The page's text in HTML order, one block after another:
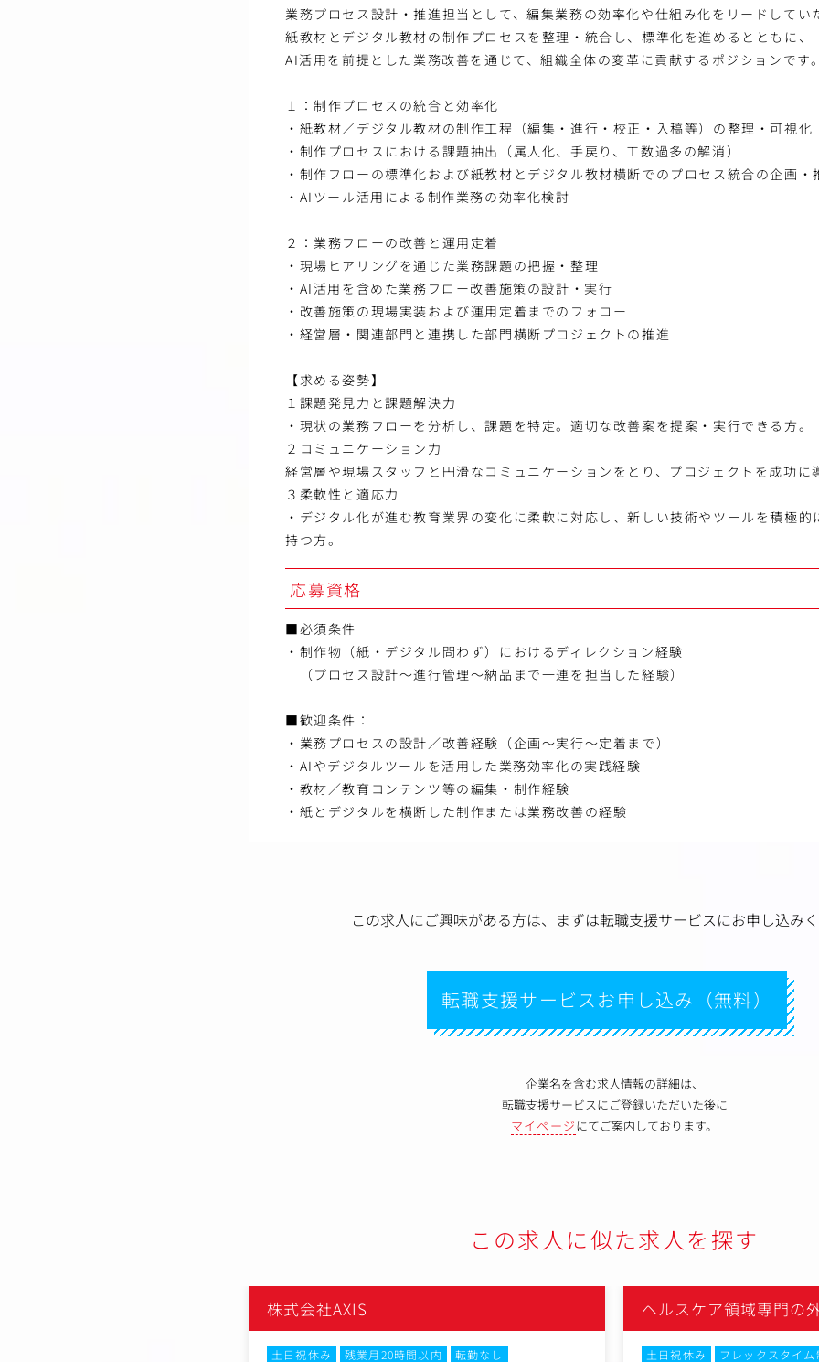
業務プロセス設計・推進担当として、編集業務の効率化や仕組み化をリードしてい
紙教材とデジタル教材の制作プロセスを整理・統合し、標準化を進めるとともに、
AI活用を前提とした業務改善を通じて、組織全体の変革に貢献するポジションです
１：制作プロセスの統合と効率化
・紙教材／デジタル教材の制作工程（編集・進行・校正・入稿等）の整理・可視化
・制作プロセスにおける課題抽出（属人化、手戻り、工数過多の解消）
・制作フローの標準化および紙教材とデジタル教材横断でのプロセス統合の企画・
・AIツール活用による制作業務の効率化検討
２：業務フローの改善と運用定着
・現場ヒアリングを通じた業務課題の把握・整理
・AI活用を含めた業務フロー改善施策の設計・実行
・改善施策の現場実装および運用定着までのフォロー
・経営層・関連部門と連携した部門横断プロジェクトの推進
【求める姿勢】
１課題発見力と課題解決力
・現状の業務フローを分析し、課題を特定。適切な改善案を提案・実行できる方。
２コミュニケーション力
経営層や現場スタッフと円滑なコミュニケーションをとり、プロジェクトを成功に
３柔軟性と適応力
・デジタル化が進む教育業界の変化に柔軟に対応し、新しい技術やツールを積極
持つ方。
応募資格
■必須条件
・制作物（紙・デジタル問わず）におけるディレクション経験
（プロセス設計～進行管理～納品まで一連を担当した経験）
■歓迎条件：
・業務プロセスの設計／改善経験（企画～実行～定着まで）
・AIやデジタルツールを活用した業務効率化の実践経験
・教材／教育コンテンツ等の編集・制作経験
・紙とデジタルを横断した制作または業務改善の経験
この求人にご興味がある方は、 まずは転職支援サービスにお申し込み
転職支援サービスお申し込み（無料）
企業名を含む求人情報の詳細は、
転職支援サービスにご登録いただいた後に
マイページにてご案内しております。
この求人に似た求人を探す
株式会社AXIS
土日祝休み 残業月20時間以内
転勤なし
ヘルスケア領域専門の
土日祝休み フレックスタイム